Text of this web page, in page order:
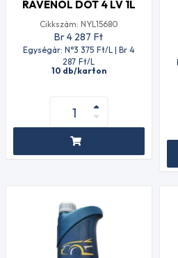
RAVENOL DOT 4 LV 1L
Cikkszám: NYL15680
Br 4 287 Ft
Egységár: N°3 375 Ft/L | Br 4
287 Ft/L
10 db/karton